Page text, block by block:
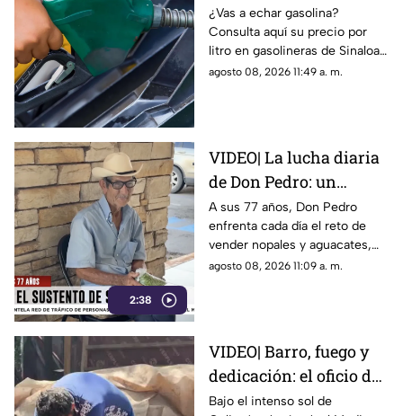
cuesta el combustible
hoy sábado 8 de agosto
¿Vas a echar gasolina?
Consulta aquí su precio por
litro en gasolineras de Sinaloa
y en el país, hoy 8 de agosto
agosto 08, 2026 11:49 a. m.
2:38
VIDEO| La lucha diaria
de Don Pedro: un
vendedor de nopales de
77 años
A sus 77 años, Don Pedro
enfrenta cada día el reto de
vender nopales y aguacates,
con dolor en las piernas y
agosto 08, 2026 11:09 a. m.
VIDEO| Barro, fuego y
dedicación: el oficio de
los ladrilleros en
Bajo el intenso sol de